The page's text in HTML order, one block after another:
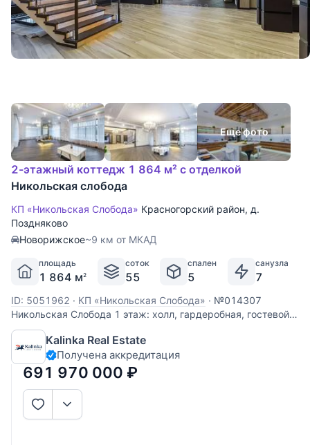
Еще фото
2-этажный коттедж 1 864 м² с отделкой
Никольская слобода
КП «Никольская Слобода» Красногорский район, д.
Поздняково
Новорижское~9 км от МКАД
площадь
1 864 м2
соток
55
спален
5
санузла
7
ID: 5051962 · КП «Никольская Слобода» · №014307
Никольская Слобода 1 этаж: холл, гардеробная, гостевой
с/у, каминный зал, кухня, столовая с выходом на террасу,
кабинет, 2 спальни с гардеробными и с/у, лифт, переход в
зимний сад, спортзал и СПА-зону с бассейном (15x5) 2
этаж: холл с
Kalinka Real Estate
Получена аккредитация
691 970 000 ₽